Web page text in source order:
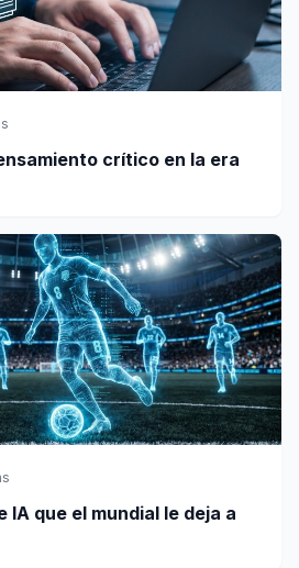
crítico en la era
IA que el mundial le deja a